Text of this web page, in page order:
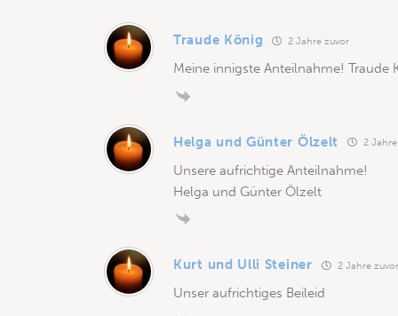
Traude König 2 Jahre zuvor
Meine innigste Anteilnahme! Traude
Helga und Günter Ölzelt 2
Unsere aufrichtige Anteilnahme!
Helga und Günter Ölzelt
Kurt und Ulli Steiner 2 Jahre zuvor
Unser aufrichtiges Beileid